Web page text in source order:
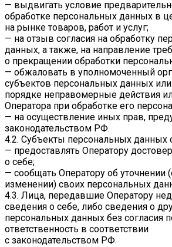
— выдвигать условие
обработке персональных данных в
на рынке товаров, работ и услуг;
— на отзыв согласия на обработку
данных, а также, на направление
о прекращении обработки
— обжаловать в уполномоченный
субъектов персональных данных
порядке неправомерные действия
Оператора при обработке его
— на осуществление иных прав,
законодательством РФ.
4.2. Субъекты персональных данных
— предоставлять Оператору
о себе;
— сообщать Оператору об уточнении
изменении) своих персональных
4.3. Лица, передавшие Оператору
сведения о себе, либо сведения о
персональных данных без согласия
ответственность в соответствии
с законодательством РФ.